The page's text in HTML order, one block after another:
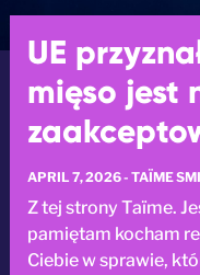
UE
mięso jest
APRIL 7, 2026 - TAÏME
Z tej strony Taïme.
pamiętam kocham
Ciebie w sprawie,